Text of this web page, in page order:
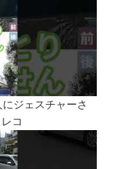
ジェスチャーさ
コ